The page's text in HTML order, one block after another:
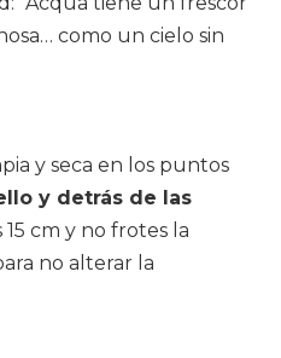
como un cielo sin
y seca en los puntos
y detrás de las
cm y no frotes la
no alterar la